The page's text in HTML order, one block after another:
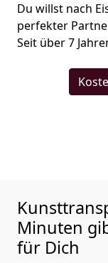
Du willst nach
perfekter
Seit über 7
Minuten
für Dich